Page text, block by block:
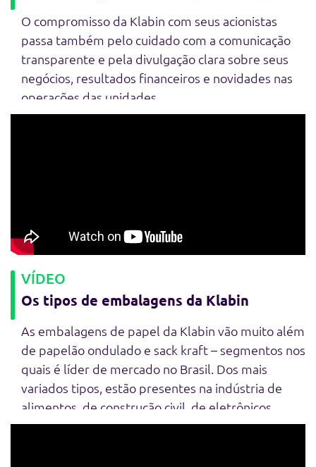
O compromisso da Klabin com seus acionistas
passa também pelo cuidado com a comunicação
transparente e pela divulgação clara sobre seus
negócios, resultados financeiros e novidades nas
operações das unidades.
VÍDEO
Os tipos de embalagens da Klabin
As embalagens de papel da Klabin vão muito além
de papelão ondulado e sack kraft – segmentos nos
quais é líder de mercado no Brasil. Dos mais
variados tipos, estão presentes na indústria de
alimentos, de construção civil, de eletrônicos,
entre outras, sempre garantindo segurança e